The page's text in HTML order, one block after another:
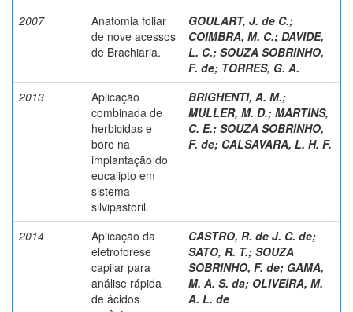
2007
Anatomia foliar
de nove acessos
de Brachiaria.
GOULART, J. de C.;
COIMBRA, M. C.; DAVIDE,
L. C.; SOUZA SOBRINHO,
F. de; TORRES, G. A.
2013
Aplicação
combinada de
herbicidas e
boro na
implantação do
eucalipto em
sistema
silvipastoril.
BRIGHENTI, A. M.;
MULLER, M. D.; MARTINS,
C. E.; SOUZA SOBRINHO,
F. de; CALSAVARA, L. H. F.
2014
Aplicação da
eletroforese
capilar para
análise rápida
de ácidos
CASTRO, R. de J. C. de;
SATO, R. T.; SOUZA
SOBRINHO, F. de; GAMA,
M. A. S. da; OLIVEIRA, M.
A. L. de